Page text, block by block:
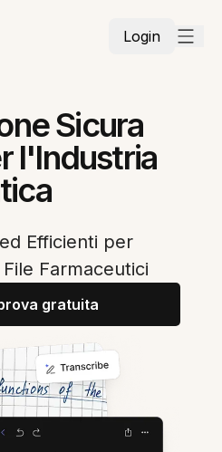
Login
Sicura
l'Industria
Efficienti per
Farmaceutici
gratuita